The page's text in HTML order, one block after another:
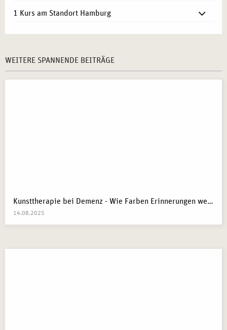
1 Kurs am Standort Hamburg
WEITERE SPANNENDE BEITRÄGE
Kunsttherapie bei Demenz - Wie Farben Erinnerungen wecken
14.08.2025